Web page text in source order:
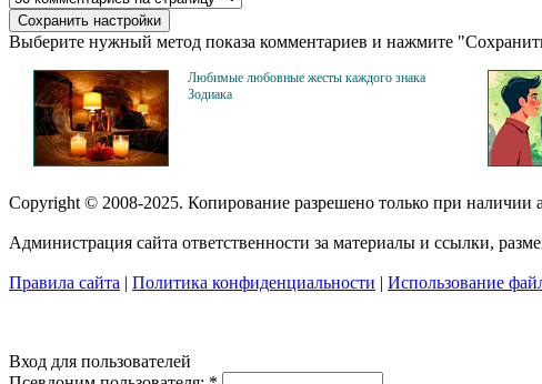
Выберите нужный метод показа комментариев и нажмите
Любимые любовные жесты каждого знака
Зодиака
Copyright © 2008-2025. Копирование разрешено только при наличии
Администрация сайта ответственности за материалы и ссылки,
Правила сайта | Политика конфиденциальности | Использование
Вход для пользователей